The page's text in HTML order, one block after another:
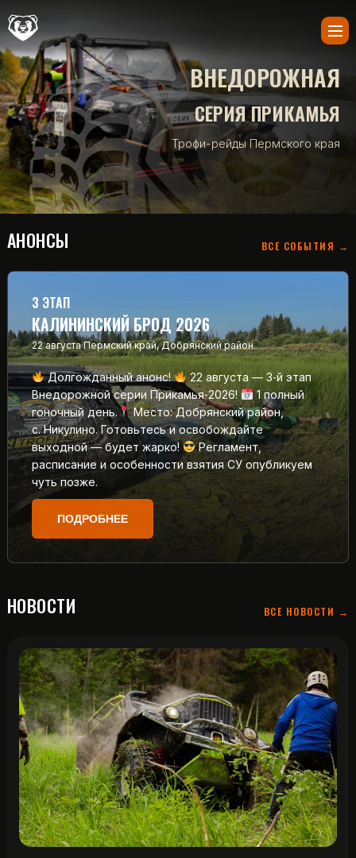
ВНЕДОРОЖНАЯ
СЕРИЯ ПРИКАМЬЯ
Трофи-рейды Пермского края
АНОНСЫ ВСЕ СОБЫТИЯ →
3 ЭТАП
КАЛИНИНСКИЙ БРОД 2026
22 августа Пермский край, Добрянский район
Долгожданный анонс!
22 августа — 3‑й этап
Внедорожной серии Прикамья‑2026!
1 полный
гоночный день.
Место: Добрянский район,
с. Никулино. Готовьтесь и освобождайте
выходной — будет жарко!
Регламент,
расписание и особенности взятия СУ опубликуем
чуть позже.
ПОДРОБНЕЕ
НОВОСТИ ВСЕ НОВОСТИ →